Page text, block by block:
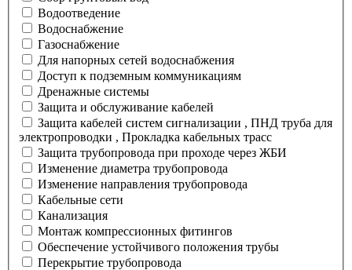
Водоотведение
Водоснабжение
Газоснабжение
Для напорных сетей водоснабжения
Доступ к подземным коммуникациям
Дренажные системы
Защита и обслуживание кабелей
электропроводки , Прокладка кабельных трасс
Защита трубопровода при проходе через ЖБИ
Изменение диаметра трубопровода
Изменение направления трубопровода
Кабельные сети
Канализация
Монтаж компрессионных фитингов
Обеспечение устойчивого положения трубы
Перекрытие трубопровода